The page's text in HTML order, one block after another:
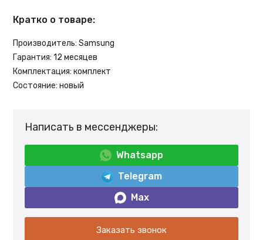
Кратко о товаре:
Производитель: Samsung
Гарантия: 12 месяцев
Комплектация: комплект
Состояние: новый
Написать в мессенджеры:
Whatsapp
Telegram
Max
Заказать звонок